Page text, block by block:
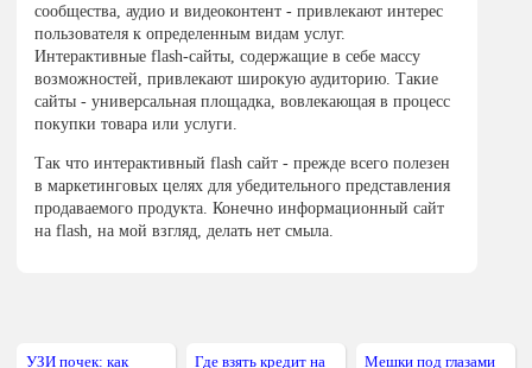
сообщества, аудио и видеоконтент - привлекают интерес
пользователя к определенным видам услуг.
Интерактивные flash-сайты, содержащие в себе массу
возможностей, привлекают широкую аудиторию. Такие
сайты - универсальная площадка, вовлекающая в процесс
покупки товара или услуги.
Так что интерактивный flash сайт - прежде всего полезен
в маркетинговых целях для убедительного представления
продаваемого продукта. Конечно информационный сайт
на flash, на мой взгляд, делать нет смыла.
УЗИ почек: как
Где взять кредит на
Мешки под глазами